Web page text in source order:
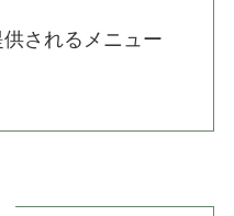
されるメニュー